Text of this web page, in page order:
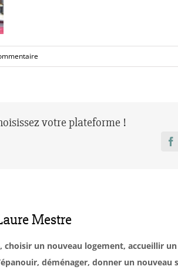
votre plateforme !
Mestre
choisir un nouveau logement, accueillir
déménager, donner un